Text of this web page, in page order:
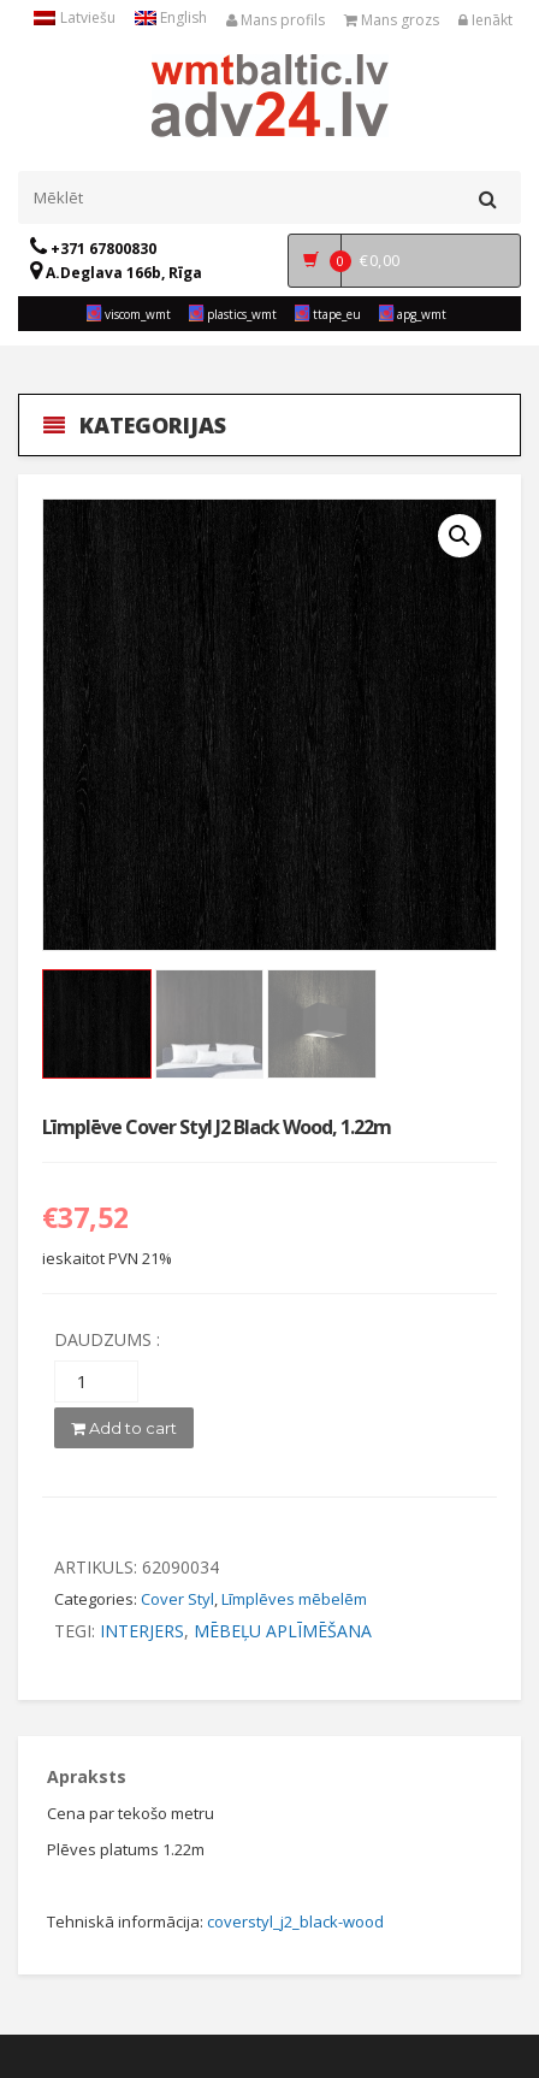
Latviešu English Mans profils Mans grozs Ienākt
+371 67800830
A.Deglava 166b, Rīga
0 €0,00
viscom_wmt plastics_wmt ttape_eu apg_wmt
KATEGORIJAS
Līmplēve Cover Styl J2 Black Wood, 1.22m
€37,52
ieskaitot PVN 21%
DAUDZUMS :
Add to cart
ARTIKULS: 62090034
Categories: Cover Styl,Līmplēves mēbelēm
TEGI: INTERJERS, MĒBEĻU APLĪMĒŠANA
Apraksts
Cena par tekošo metru
Plēves platums 1.22m
Tehniskā informācija: coverstyl_j2_black-wood